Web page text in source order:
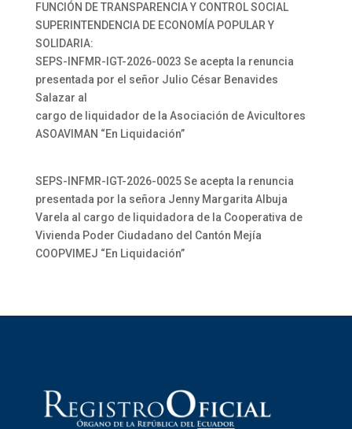
FUNCIÓN DE TRANSPARENCIA Y CONTROL SOCIAL
SUPERINTENDENCIA DE ECONOMÍA POPULAR Y
SOLIDARIA:
SEPS-INFMR-IGT-2026-0023 Se acepta la renuncia
presentada por el señor Julio César Benavides
Salazar al
cargo de liquidador de la Asociación de Avicultores
ASOAVIMAN “En Liquidación”
SEPS-INFMR-IGT-2026-0025 Se acepta la renuncia
presentada por la señora Jenny Margarita Albuja
Varela al cargo de liquidadora de la Cooperativa de
Vivienda Poder Ciudadano del Cantón Mejía
COOPVIMEJ “En Liquidación”